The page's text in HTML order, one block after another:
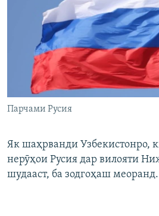
Парчами Русия
Як шаҳрванди Узбекистонро,
нерӯҳои Русия дар вилояти
шудааст, ба зодгоҳаш меоранд.